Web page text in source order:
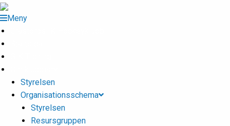
Meny
Styrelsen
Organisationsschema
Styrelsen
Resursgruppen